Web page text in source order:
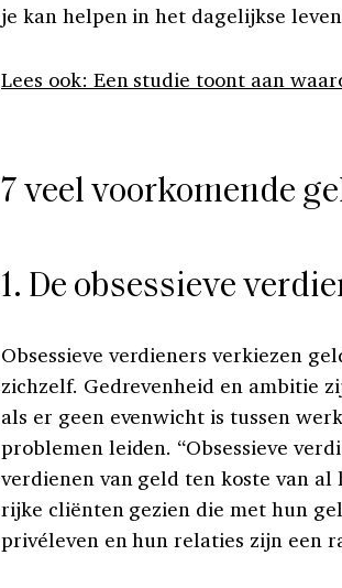
je kan helpen in het dagelijkse
Lees ook: Een studie toont aan
7 veel voorkomende
1. De obsessieve
Obsessieve verdieners verkiezen
zichzelf. Gedrevenheid en ambitie
als er geen evenwicht is tussen
problemen leiden. “Obsessieve
verdienen van geld ten koste van
rijke cliënten gezien die met hun
privéleven en hun relaties zijn een